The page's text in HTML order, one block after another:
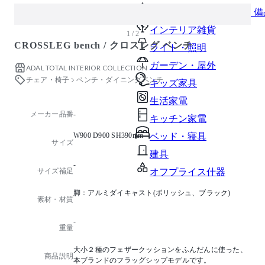
オフィスアクセサリー・
インテリア雑貨
ライト・照明
ガーデン・屋外
キッズ家具
生活家電
キッチン家電
ベッド・寝具
建具
オフプライス什器
1 / 2
CROSSLEG bench / クロスレグ ベンチ
ADAL TOTAL INTERIOR COLLECTION
チェア・椅子
ベンチ・ダイニングベンチ
メーカー品番-
サイズ
W900 D900 SH390mm
サイズ補足
-
素材・材質
脚：アルミダイキャスト(ポリッシュ、ブラック)
重量
-
商品説明
大小２種のフェザークッションをふんだんに使った、
本ブランドのフラッグシップモデルです。